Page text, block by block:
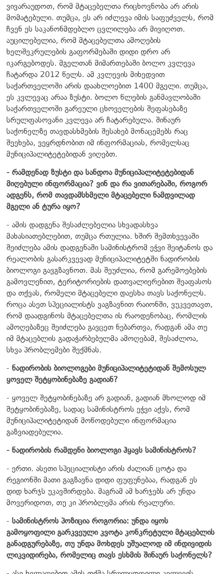
ვივარაუდოთ, რომ მტაცებელთა რიცხოვნობა არ არის
მომატებული. თუმცა, ეს არ იძლევა იმის საფუძველს, რომ
ჩვენ ეს საკანონმდებლო ცვლილება არ მივიღოთ.
აუცილებელია, რომ მტაცებელთა ამოღების
ხელშეკრულების გაფორმებაში დიდი დრო არ
იკარგებოდეს. მგელთან მიმართებაში ბოლო კვლევა
ჩატარდა 2012 წელს. ამ კვლევის მიხედვით
საქართველოში არის დაახლოებით 1400 მგელი. თუმცა,
ეს კვლევაც არაა ზუსტი. ბოლო წლების განმავლობაში
საქართველოში გარეული ცხოველების შეფასებაზე
სრულფასოვანი კვლევა არ ჩატარებულა. შინაურ
საქონელზე თავდასხმების შესახებ მონაცემებს რაც
შეეხება, ვეყრდნობით იმ ინფორმაციას, რომელსაც
მუნიციპალიტეტებიდან ვიღებთ.
- რამდენად ზუსტი და სანდოა მუნიციპალიტეტებიდან
მიღებული ინფორმაცია? ვინ და რა ვითარებაში, როგორ
ადგენს, რომ თავდამსხმელი მტაცებელი ნამდვილად
მგელი ან ტურა იყო?
- ამის დადგენა შესაძლებელია სხვადასხვა
მახასიათებლებით, თუმცა რთულია. ხშირ შემთხვევაში
შეიძლება ამის დადგენაში სამინისტრომ ეჭვი შეიტანოს და
რეალობის გასარკვევად მუნიციპალიტეტში ნადირობის
ბიოლოგი გავგზავნოთ. მას შეუძლია, რომ გარემოებების
გამოვლენით, ტერიტორიების დათვალიერებით შეაფასოს
და თქვას, რომელი მტაცებელი დაესხა თავს საქონელს.
როცა ასეთ სპეციალისტს ვაგზავნით რაიონში, ვუკვეთავთ,
რომ დაადგინოს მტაცებელთა ის რაოდენობაც, რომლის
ამოღებაზეც შეიძლება გავცეთ ნებართვა, რადგან ამა თუ
იმ მტაცებლის გადაჭარბებულმა ამოღებამ, შესაძლოა,
სხვა პრობლემები შექმნას.
- ნადირობის ბიოლოგები მუნიციპალიტეტიდან შემოსულ
ყოველ შეტყობინებაზე გადიან?
- ყოველ შეტყობინებაზე არ გადიან, გადიან მხოლოდ იმ
შეტყობინებაზე, სადაც სამინისტროს ეჭვი აქვს, რომ
მუნიციპალიტეტიდან მოწოდებული ინფორმაცია
გაზვიადებულია.
- ნადირობის რამდენი ბიოლოგი ჰყავს სამინისტროს?
- ერთი. ასეთი სპეციალისტი არის ძალიან ცოტა და
რეგიონში მათი გაგზავნა დიდი ფუფუნებაა, რადგან ეს
დიდ ხარჯს უკავშირდება. მაგრამ ამ ხარჯებს არ უნდა
მოვერიდოთ, თუ კი პრობლემა არის რეალური.
- სამინისტროს პოზიცია როგორია: უნდა იყოს
გამოყოფილი გარკვეული კვოტა კონკრეტული მტაცებლის
განადგურებაზე, თუ უნდა მოხდეს უშუალოდ იმ ინდივიდის
ლიკვიდირება, რომელიც თავს ესხმის შინაურ საქონელს?